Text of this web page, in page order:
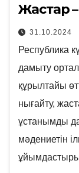
Жастар
31.10.2024
Республика
дамыту
құрылтайы
нығайту,
ұстанымды
мәдениетін